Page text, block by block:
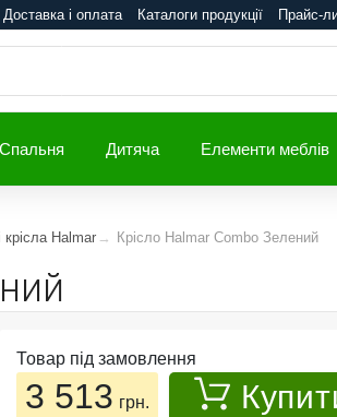
Доставка і оплата Каталоги продукції Прайс-
Спальня Дитяча Елементи меблів
Halmar Крісло Halmar Combo Зелений
Товар під замовлення
3 513 грн.